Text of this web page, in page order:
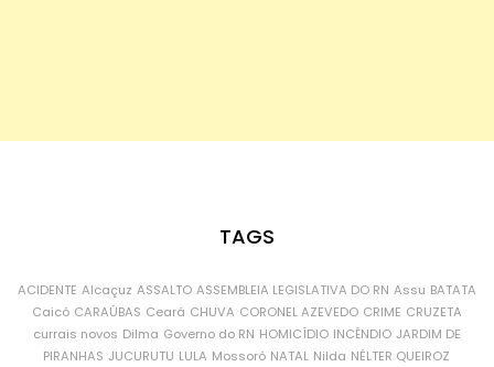
TAGS
ACIDENTE Alcaçuz ASSALTO ASSEMBLEIA LEGISLATIVA DO RN Assu BATATA
Caicó CARAÚBAS Ceará CHUVA CORONEL AZEVEDO CRIME CRUZETA
currais novos Dilma Governo do RN HOMICÍDIO INCÊNDIO JARDIM DE
PIRANHAS JUCURUTU LULA Mossoró NATAL Nilda NÉLTER QUEIROZ